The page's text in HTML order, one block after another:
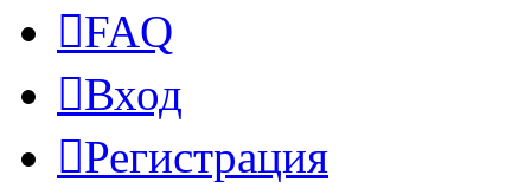
FAQ
Вход
Регистрация